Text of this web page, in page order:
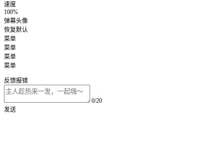
速度
100%
弹幕头像
恢复默认
菜单
菜单
菜单
菜单
反馈报错
0/20
发送